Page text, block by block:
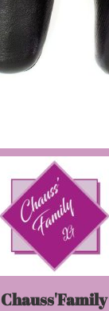
Chauss'Family